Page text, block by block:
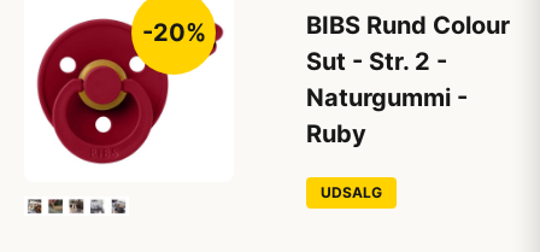
-20%
BIBS Rund Colour
Sut - Str. 2 -
Naturgummi -
Ruby
UDSALG